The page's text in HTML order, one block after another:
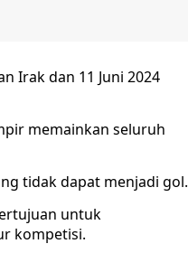
Irak dan 11 Juni 2024
memainkan seluruh
tidak dapat menjadi gol.
untuk
kompetisi.